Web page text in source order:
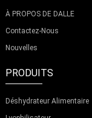
À PROPOS DE DALLE
Contactez-Nous
Nouvelles
PRODUITS
Déshydrateur Alimentaire